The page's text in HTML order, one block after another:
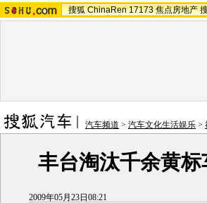
搜狐 ChinaRen 17173 焦点房地产
汽车频道 > 汽车文化生活娱乐 >
丰台淘汰千余黄
2009年05月23日08:21